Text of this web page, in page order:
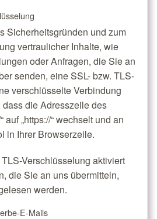
Sicherheitsgründen und zum
vertraulicher Inhalte, wie
oder Anfragen, die Sie an
senden, eine SSL- bzw. TLS-
verschlüsselte Verbindung
die Adresszeile des
auf „https://“ wechselt und an
in Ihrer Browserzeile.
Verschlüsselung aktiviert
die Sie an uns übermitteln,
werden.
E-Mails